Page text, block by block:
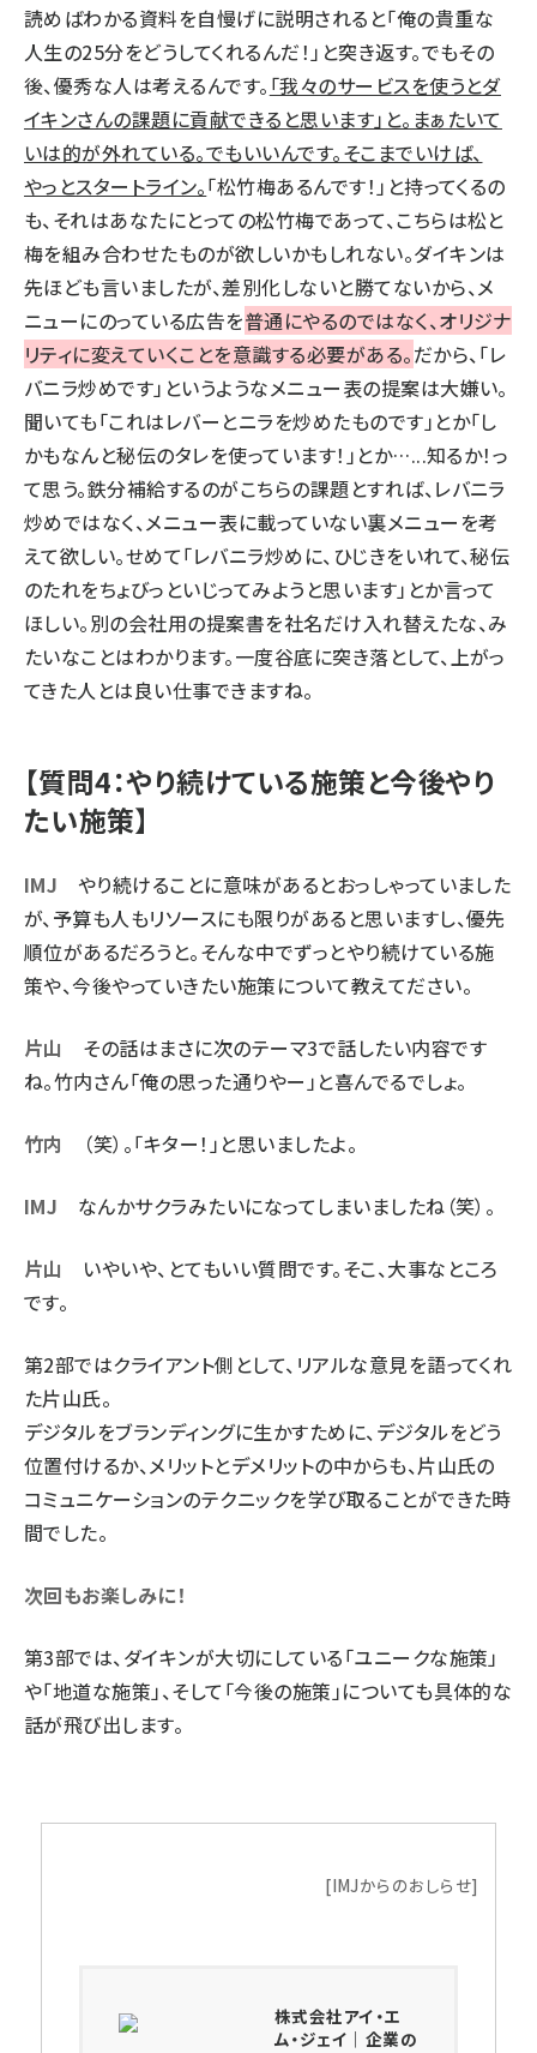
読めばわかる資料を自慢げに説明されると「俺の貴重な
人生の25分をどうしてくれるんだ！」と突き返す。でもその
後、優秀な人は考えるんです。 「我々のサービスを使うとダ
イキンさんの課題に貢献できると思います」と。まぁたいて
いは的が外れている。でもいいんです。そこまでいけば、
やっとスタートライン。「松竹梅あるんです！」と持ってくるの
も、それはあなたにとっての松竹梅であって、こちらは松と
梅を組み合わせたものが欲しいかもしれない。ダイキンは
先ほども言いましたが、差別化しないと勝てないから、メ
ニューにのっている広告を普通にやるのではなく、オリジナ
リティに変えていくことを意識する必要がある。だから、「レ
バニラ炒めです」というようなメニュー表の提案は大嫌い。
聞いても「これはレバーとニラを炒めたものです」とか「し
かもなんと秘伝のタレを使っています！」とか…...知るか！っ
て思う。鉄分補給するのがこちらの課題とすれば、レバニラ
炒めではなく、メニュー表に載っていない裏メニューを考
えて欲しい。せめて「レバニラ炒めに、ひじきをいれて、秘伝
のたれをちょびっといじってみようと思います」とか言って
ほしい。別の会社用の提案書を社名だけ入れ替えたな、み
たいなことはわかります。一度谷底に突き落として、上がっ
てきた人とは良い仕事できますね。
【質問4：やり続けている施策と今後やり
たい施策】
IMJ やり続けることに意味があるとおっしゃっていました
が、予算も人もリソースにも限りがあると思いますし、優先
順位があるだろうと。そんな中でずっとやり続けている施
策や、今後やっていきたい施策について教えてださい。
片山
その話はまさに次のテーマ3で話したい内容です
ね。竹内さん「俺の思った通りやー」と喜んでるでしょ。
竹内 （笑）。「キター！」と思いましたよ。
IMJ なんかサクラみたいになってしまいましたね（笑）。
片山
いやいや、とてもいい質問です。そこ、大事なところ
です。
第2部ではクライアント側として、リアルな意見を語ってくれ
た片山氏。
デジタルをブランディングに生かすために、デジタルをどう
位置付けるか、メリットとデメリットの中からも、片山氏の
コミュニケーションのテクニックを学び取ることができた時
間でした。
次回もお楽しみに！
第3部では、ダイキンが大切にしている「ユニークな施策」
や「地道な施策」、そして「今後の施策」についても具体的な
話が飛び出します。
株式会社アイ・エ
ム・ジェイ｜企業の